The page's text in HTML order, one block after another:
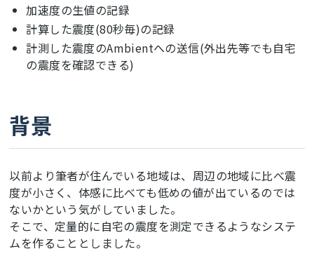
加速度の生値の記録
計算した震度(80秒毎)の記録
計測した震度のAmbientへの送信(外出先等でも自宅
の震度を確認できる)
背景
以前より筆者が住んでいる地域は、周辺の地域に比べ震
度が小さく、体感に比べても低めの値が出ているのでは
ないかという気がしていました。
そこで、定量的に自宅の震度を測定できるようなシステ
ムを作ることとしました。